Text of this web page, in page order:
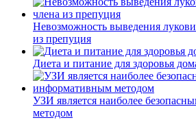
Невозможность выведения
из препуция
Диета и питание для здоровья
УЗИ является наиболее
методом